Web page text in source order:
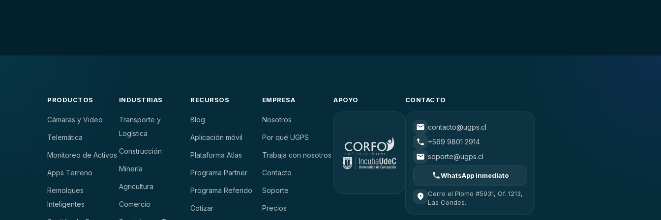
PRODUCTOS
Cámaras y Video
Telemática
Monitoreo de Activos
Apps Terreno
Remolques
Inteligentes
INDUSTRIAS
Transporte y
Logística
Construcción
Minería
Agricultura
Comercio
RECURSOS
Blog
Aplicación móvil
Plataforma Atlas
Programa Partner
Programa Referido
Cotizar
EMPRESA
Nosotros
Por qué UGPS
Trabaja con nosotros
Contacto
Soporte
Precios
APOYO CONTACTO
contacto@ugps.cl
+569 9801 2914
soporte@ugps.cl
WhatsApp inmediato
Cerro el Plomo #5931, Of. 1213,
Las Condes.